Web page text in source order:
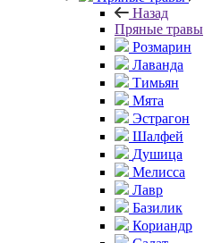
Назад
Пряные травы
Розмарин
Лаванда
Тимьян
Мята
Эстрагон
Шалфей
Душица
Мелисса
Лавр
Базилик
Кориандр